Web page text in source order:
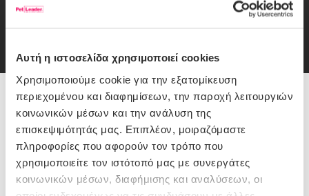
Αυτή η ιστοσελίδα χρησιμοποιεί cookies
Χρησιμοποιούμε cookie για την εξατομίκευση
περιεχομένου και διαφημίσεων, την παροχή λειτουργιών
κοινωνικών μέσων και την ανάλυση της
επισκεψιμότητάς μας. Επιπλέον, μοιραζόμαστε
πληροφορίες που αφορούν τον τρόπο που
χρησιμοποιείτε τον ιστότοπό μας με συνεργάτες
κοινωνικών μέσων, διαφήμισης και αναλύσεων, οι
216 900 1116
Θέλεις Βοήθεια;
Πώς πληρώνω
Παραδόσεις/Επιστροφές